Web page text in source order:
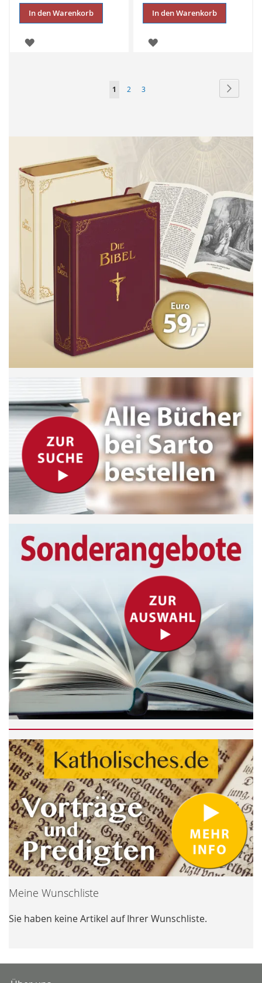
In den Warenkorb
ZUR
In den Warenkorb
ZUR
Seite
Sie
1 Seite
2 Seite
3
Meine Wunschliste
Sie haben keine Artikel auf Ihrer Wunschliste.